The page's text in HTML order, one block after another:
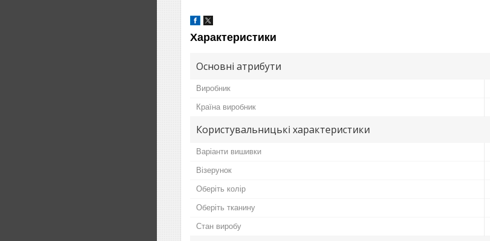
Характеристики
Основні атрибути
Виробник
Країна виробник
Користувальницькі характеристики
Варіанти вишивки
Візерунок
Оберіть колір
Оберіть тканину
Стан виробу